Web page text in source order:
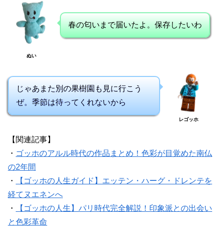
ぬい
春の匂いまで届いたよ。保存したいわ
じゃあまた別の果樹園も見に行こう
ぜ。季節は待ってくれないから
レゴッホ
【関連記事】
・ ゴッホのアルル時代の作品まとめ！色彩が目覚めた南仏
の2年間
・
【ゴッホの人生ガイド】エッテン・ハーグ・ドレンテを
経てヌエネンへ
・
【ゴッホの人生】パリ時代完全解説！印象派との出会い
と色彩革命